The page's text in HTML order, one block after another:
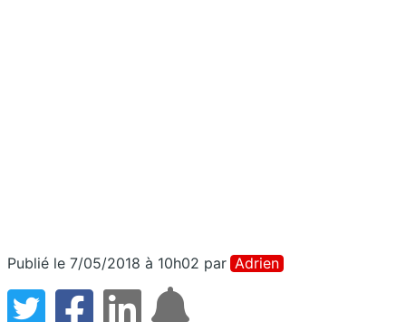
Publié le 7/05/2018 à 10h02 par Adrien